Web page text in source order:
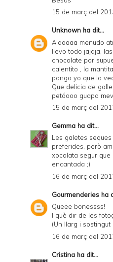
15 de març del
Unknown ha dit...
Alaaaaa menudo
llevo todo jajaja,
chocolate por
calentito , la
pongo yo que lo
Que delicia de
petóooo guapa
15 de març del
Gemma ha dit...
Les galetes
preferides, però
xocolata segur que
encantada ;)
16 de març del
Gourmenderies ha
Queee bonessss!
I què dir de les
(Un llarg i sostingut
16 de març del
Cristina ha dit...